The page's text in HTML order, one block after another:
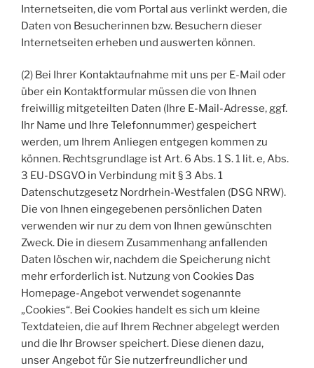
Internetseiten, die vom Portal aus verlinkt werden, die
Daten von Besucherinnen bzw. Besuchern dieser
Internetseiten erheben und auswerten können.
(2) Bei Ihrer Kontaktaufnahme mit uns per E-Mail oder
über ein Kontaktformular müssen die von Ihnen
freiwillig mitgeteilten Daten (Ihre E-Mail-Adresse, ggf.
Ihr Name und Ihre Telefonnummer) gespeichert
werden, um Ihrem Anliegen entgegen kommen zu
können. Rechtsgrundlage ist Art. 6 Abs. 1 S. 1 lit. e, Abs.
3 EU-DSGVO in Verbindung mit § 3 Abs. 1
Datenschutzgesetz Nordrhein-Westfalen (DSG NRW).
Die von Ihnen eingegebenen persönlichen Daten
verwenden wir nur zu dem von Ihnen gewünschten
Zweck. Die in diesem Zusammenhang anfallenden
Daten löschen wir, nachdem die Speicherung nicht
mehr erforderlich ist. Nutzung von Cookies Das
Homepage-Angebot verwendet sogenannte
„Cookies“. Bei Cookies handelt es sich um kleine
Textdateien, die auf Ihrem Rechner abgelegt werden
und die Ihr Browser speichert. Diese dienen dazu,
unser Angebot für Sie nutzerfreundlicher und